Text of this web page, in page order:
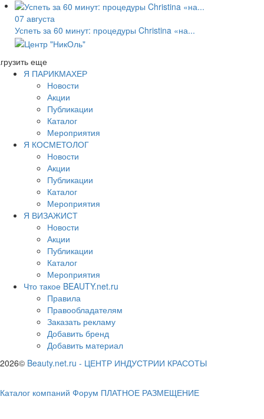
07 августа
Успеть за 60 минут: процедуры Christina «на...
еще
Я ПАРИКМАХЕР
Новости
Акции
Публикации
Каталог
Мероприятия
Я КОСМЕТОЛОГ
Новости
Акции
Публикации
Каталог
Мероприятия
Я ВИЗАЖИСТ
Новости
Акции
Публикации
Каталог
Мероприятия
Что такое BEAUTY.net.ru
Правила
Правообладателям
Заказать рекламу
Добавить бренд
Добавить материал
2026© Beauty.net.ru - ЦЕНТР ИНДУСТРИИ КРАСОТЫ
Каталог компаний Форум ПЛАТНОЕ РАЗМЕЩЕНИЕ